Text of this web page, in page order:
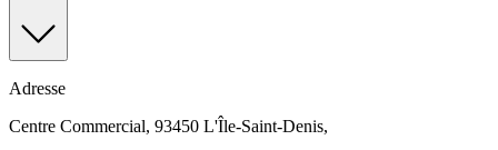
Adresse
Centre Commercial, 93450 L'Île-Saint-Denis,